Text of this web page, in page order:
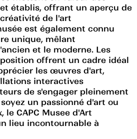
établis, offrant un aperçu de
de l'art
est également connu
unique, mêlant
et le moderne. Les
offrent un cadre idéal
les œuvres d'art,
interactives
de s'engager pleinement
un passionné d'art ou
CAPC Musee d'Art
lieu incontournable à